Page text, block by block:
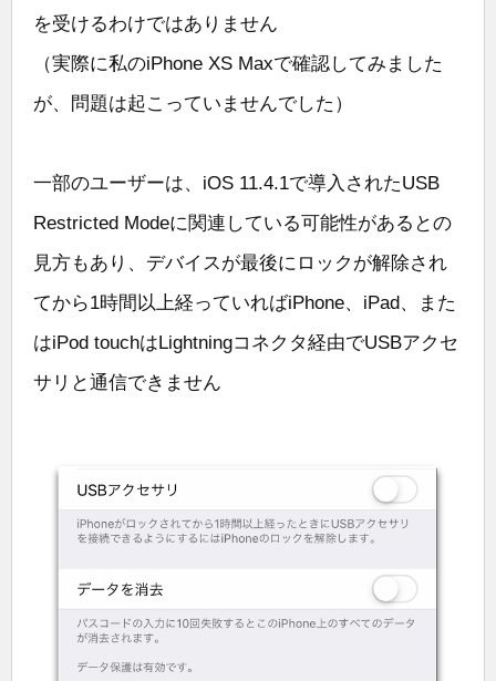
を受けるわけではありません
（実際に私のiPhone XS Maxで確認してみました
が、問題は起こっていませんでした）
一部のユーザーは、iOS 11.4.1で導入されたUSB
Restricted Modeに関連している可能性があるとの
見方もあり、デバイスが最後にロックが解除され
てから1時間以上経っていればiPhone、iPad、また
はiPod touchはLightningコネクタ経由でUSBアクセ
サリと通信できません